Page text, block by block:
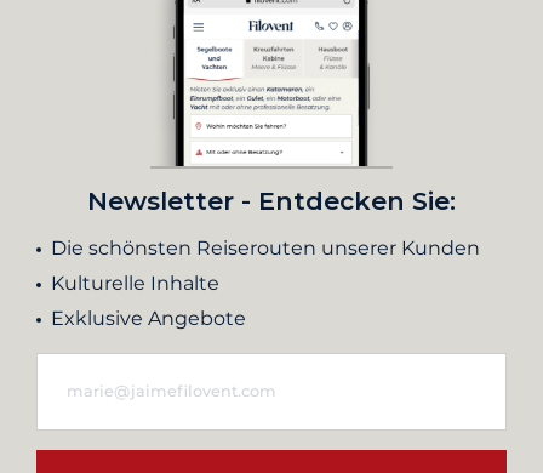
Newsletter - Entdecken Sie:
Die schönsten Reiserouten unserer Kunden
Kulturelle Inhalte
Exklusive Angebote